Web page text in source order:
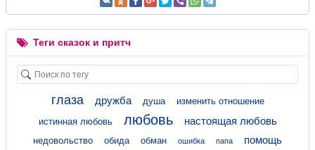
Теги сказок и притч
глаза дружба душа
изменить отношение
истинная любовь
любовь настоящая любовь
недовольство обида обман ошибка папа помощь